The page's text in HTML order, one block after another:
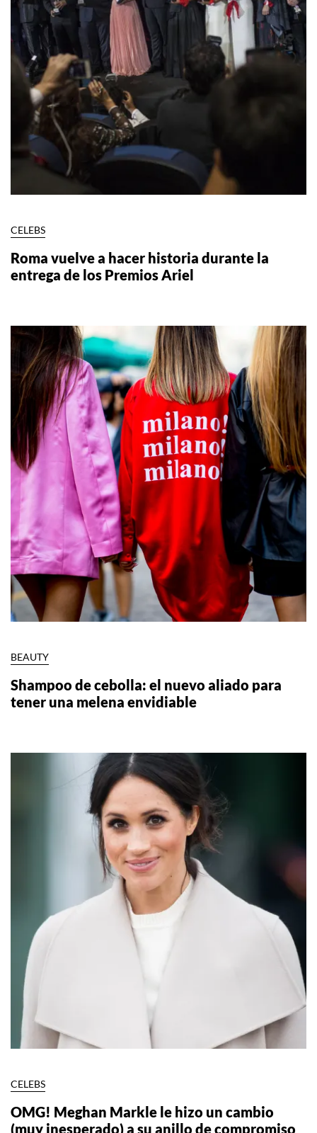
CELEBS
Roma vuelve a hacer historia durante la
entrega de los Premios Ariel
BEAUTY
Shampoo de cebolla: el nuevo aliado para
tener una melena envidiable
CELEBS
OMG! Meghan Markle le hizo un cambio
(muy inesperado) a su anillo de compromiso